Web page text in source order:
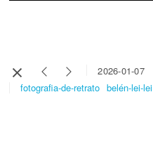
2026-01-07
fotografia-de-retrato belén-lei-lei